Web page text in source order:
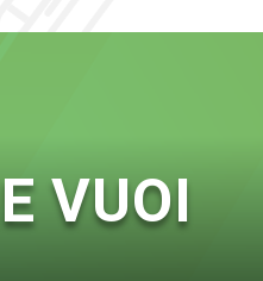
VUOI